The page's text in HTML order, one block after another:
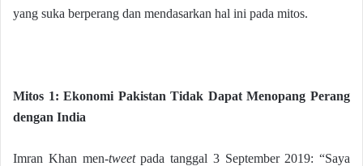
yang suka berperang dan mendasarkan hal ini pada mitos.
Mitos 1: Ekonomi Pakistan Tidak Dapat Menopang Perang
dengan India
Imran Khan men-tweetpada tanggal 3 September 2019: “Saya